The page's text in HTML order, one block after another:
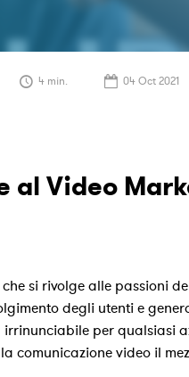
4 min. 04 Oct 2021
al Video
si rivolge alle passioni
degli utenti e
per qualsiasi
comunicazione video il